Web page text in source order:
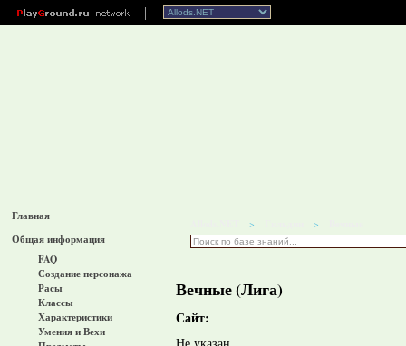
Главная
Общая информация
FAQ
Создание персонажа
Расы
Классы
Характеристики
Умения и Вехи
> >
Вечные (Лига)
Сайт:
Не указан